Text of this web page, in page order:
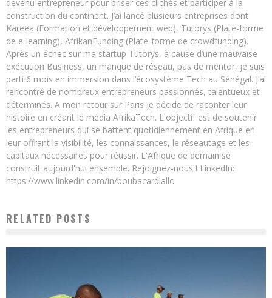
devenu entrepreneur pour briser ces clichés et participer à la
construction du continent. J’ai lancé plusieurs entreprises dont
Kareea (Formation et développement web), Tutorys (Plate-forme
de e-learning), AfrikanFunding (Plate-forme de crowdfunding).
Après un échec sur ma startup Tutorys, à cause d’une mauvaise
exécution Business, un manque de réseau, pas de mentor, je suis
parti 6 mois en immersion dans l’écosystème Tech au Sénégal. J’ai
rencontré de nombreux entrepreneurs passionnés, talentueux et
déterminés. A mon retour sur Paris je décide de raconter leur
histoire en créant le média AfrikaTech. L'objectif est de soutenir
les entrepreneurs qui se battent quotidiennement en Afrique en
leur offrant la visibilité, les connaissances, le réseautage et les
capitaux nécessaires pour réussir. L'Afrique de demain se
construit aujourd'hui ensemble. Rejoignez-nous ! LinkedIn:
https://www.linkedin.com/in/boubacardiallo
RELATED POSTS